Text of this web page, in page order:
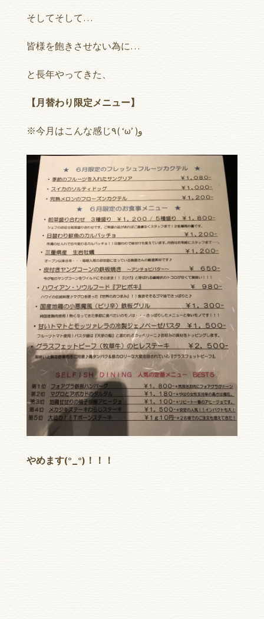
そしてそして…
皆様を飽きさせない為に…
と長年やってきた、
【月替わり限定メニュー】
※今月はこんな感じ٩( ‘ω’ )و
やめます(°_°)！！！